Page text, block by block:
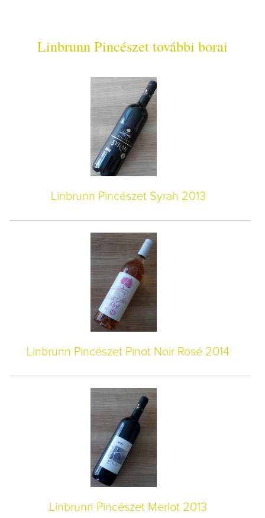
Linbrunn Pincészet további borai
Linbrunn Pincészet Syrah 2013
Linbrunn Pincészet Pinot Noir Rosé 2014
Linbrunn Pincészet Merlot 2013